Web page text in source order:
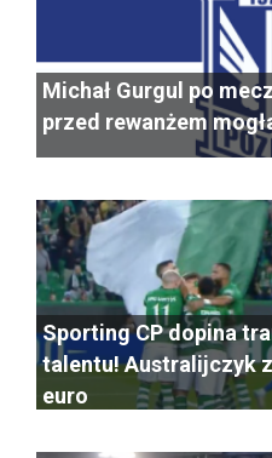
Michał Gurgul po
przed rewanżem
Sporting CP dopina
talentu! Australijczyk
euro